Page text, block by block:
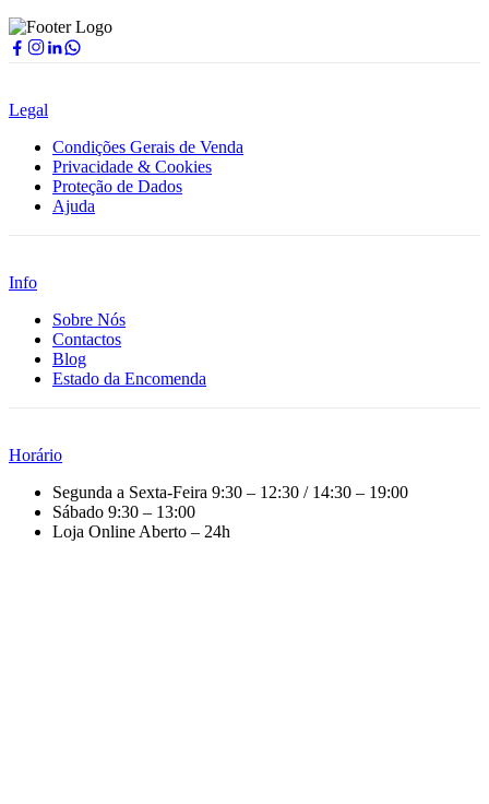
Legal
Condições Gerais de Venda
Privacidade & Cookies
Proteção de Dados
Ajuda
Info
Sobre Nós
Contactos
Blog
Estado da Encomenda
Horário
Segunda a Sexta-Feira 9:30 – 12:30 / 14:30 – 19:00
Sábado 9:30 – 13:00
Loja Online Aberto – 24h